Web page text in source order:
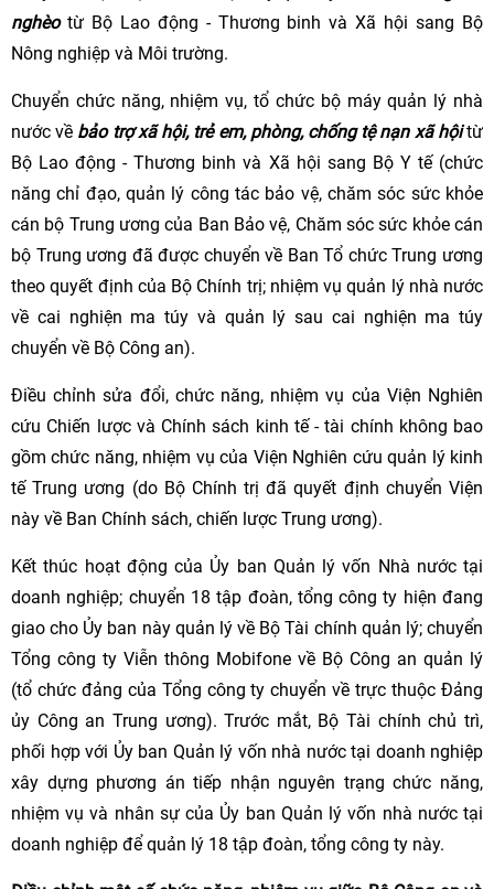
nghèotừ Bộ Lao động - Thương binh và Xã hội sang Bộ
Nông nghiệp và Môi trường.
Chuyển chức năng, nhiệm vụ, tổ chức bộ máy quản lý nhà
nước về bảo trợ xã hội, trẻ em, phòng, chống tệ nạn xã hộitừ
Bộ Lao động - Thương binh và Xã hội sang Bộ Y tế (chức
năng chỉ đạo, quản lý công tác bảo vệ, chăm sóc sức khỏe
cán bộ Trung ương của Ban Bảo vệ, Chăm sóc sức khỏe cán
bộ Trung ương đã được chuyển về Ban Tổ chức Trung ương
theo quyết định của Bộ Chính trị; nhiệm vụ quản lý nhà nước
về cai nghiện ma túy và quản lý sau cai nghiện ma túy
chuyển về Bộ Công an).
Điều chỉnh sửa đổi, chức năng, nhiệm vụ của Viện Nghiên
cứu Chiến lược và Chính sách kinh tế - tài chính không bao
gồm chức năng, nhiệm vụ của Viện Nghiên cứu quản lý kinh
tế Trung ương (do Bộ Chính trị đã quyết định chuyển Viện
này về Ban Chính sách, chiến lược Trung ương).
Kết thúc hoạt động của Ủy ban Quản lý vốn Nhà nước tại
doanh nghiệp; chuyển 18 tập đoàn, tổng công ty hiện đang
giao cho Ủy ban này quản lý về Bộ Tài chính quản lý; chuyển
Tổng công ty Viễn thông Mobifone về Bộ Công an quản lý
(tổ chức đảng của Tổng công ty chuyển về trực thuộc Đảng
ủy Công an Trung ương). Trước mắt, Bộ Tài chính chủ trì,
phối hợp với Ủy ban Quản lý vốn nhà nước tại doanh nghiệp
xây dựng phương án tiếp nhận nguyên trạng chức năng,
nhiệm vụ và nhân sự của Ủy ban Quản lý vốn nhà nước tại
doanh nghiệp để quản lý 18 tập đoàn, tổng công ty này.